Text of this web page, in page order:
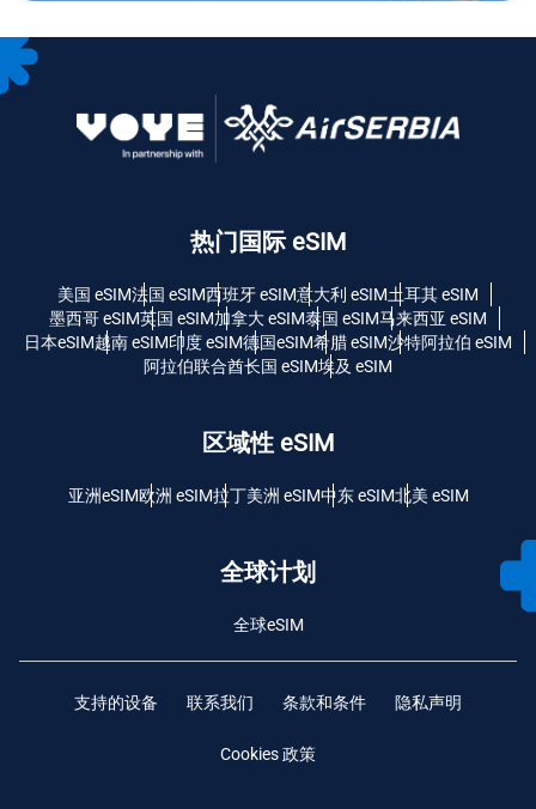
热门国际 eSIM
美国 eSIM法国 eSIM西班牙 eSIM意大利 eSIM土耳其 eSIM
墨西哥 eSIM英国 eSIM加拿大 eSIM泰国 eSIM马来西亚 eSIM
日本eSIM越南 eSIM印度 eSIM德国eSIM希腊 eSIM沙特阿拉伯 eSIM
阿拉伯联合酋长国 eSIM埃及 eSIM
区域性 eSIM
亚洲eSIM欧洲 eSIM拉丁美洲 eSIM中东 eSIM北美 eSIM
全球计划
全球eSIM
支持的设备 联系我们 条款和条件 隐私声明
Cookies 政策